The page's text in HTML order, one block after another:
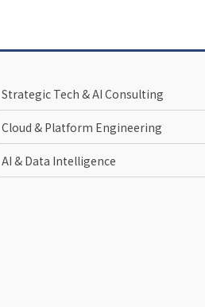
Strategic Tech & AI Consulting
Cloud & Platform Engineering
AI & Data Intelligence